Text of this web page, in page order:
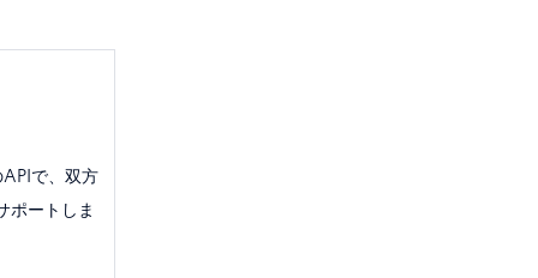
で、双方
ポートしま